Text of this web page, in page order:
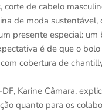
corte de cabelo
de moda
presente especial:
é de que o
cobertura de
Karine Câmara,
quanto para os